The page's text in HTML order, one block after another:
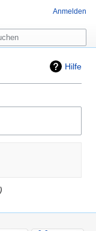
Hilfe
Anmelden